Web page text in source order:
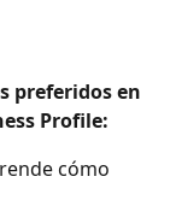
preferidos en
Profile:
cómo